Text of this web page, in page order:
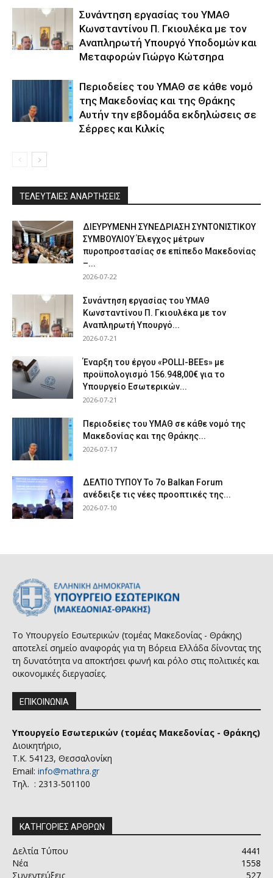
Συνάντηση εργασίας του ΥΜΑΘ
Κωνσταντίνου Π. Γκιουλέκα με τον
Αναπληρωτή Υπουργό Υποδομών και
Μεταφορών Γιώργο Κώτσηρα
Περιοδείες του ΥΜΑΘ σε κάθε νομό
της Μακεδονίας και της Θράκης
Αυτήν την εβδομάδα εκδηλώσεις σε
Σέρρες και Κιλκίς
ΤΕΛΕΥΤΑΙΕΣ ΑΝΑΡΤΗΣΕΙΣ
ΔΙΕΥΡΥΜΕΝΗ ΣΥΝΕΔΡΙΑΣΗ ΣΥΝΤΟΝΙΣΤΙΚΟΥ
ΣΥΜΒΟΥΛΙΟΥ Έλεγχος μέτρων
πυροπροστασίας σε επίπεδο Μακεδονίας
–...
2026-07-22
Συνάντηση εργασίας του ΥΜΑΘ
Κωνσταντίνου Π. Γκιουλέκα με τον
Αναπληρωτή Υπουργό...
2026-07-21
Έναρξη του έργου «POLLI-BEEs» με
προϋπολογισμό 156.948,00€ για το
Υπουργείο Εσωτερικών...
2026-07-21
Περιοδείες του ΥΜΑΘ σε κάθε νομό της
Μακεδονίας και της Θράκης...
2026-07-17
ΔΕΛΤΙΟ ΤΥΠΟΥ Το 7ο Balkan Forum
ανέδειξε τις νέες προοπτικές της...
2026-07-10
Το Υπουργείο Εσωτερικών (τομέας Μακεδονίας - Θράκης)
αποτελεί σημείο αναφοράς για τη Βόρεια Ελλάδα δίνοντας της
τη δυνατότητα να αποκτήσει φωνή και ρόλο στις πολιτικές και
οικονομικές διεργασίες.
ΕΠΙΚΟΙΝΩΝΙΑ
Υπουργείο Εσωτερικών (τομέας Μακεδονίας - Θράκης)
Διοικητήριο,
Τ.Κ. 54123, Θεσσαλονίκη
Email: info@mathra.gr
Τηλ. : 2313-501100
ΚΑΤΗΓΟΡΙΕΣ ΑΡΘΡΩΝ
Δελτία Τύπου
4441
Νέα
1558
Συνεντεύξεις
527